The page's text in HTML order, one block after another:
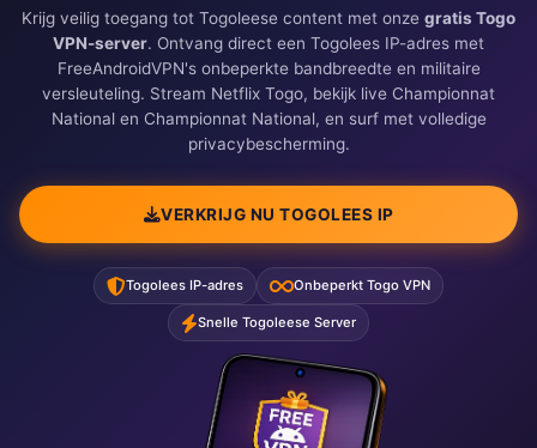
Krijg veilig toegang tot Togoleese content met onze gratis Togo
VPN-server. Ontvang direct een Togolees IP-adres met
FreeAndroidVPN's onbeperkte bandbreedte en militaire
versleuteling. Stream Netflix Togo, bekijk live Championnat
National en Championnat National, en surf met volledige
privacybescherming.
VERKRIJG NU TOGOLEES IP
Togolees IP-adres Onbeperkt Togo VPN
Snelle Togoleese Server